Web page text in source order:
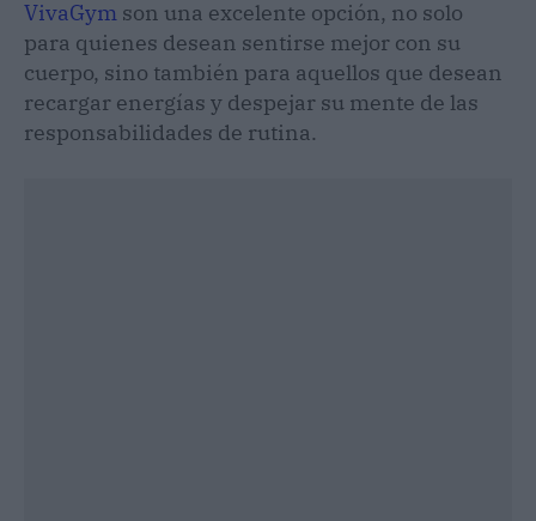
VivaGym son una excelente opción, no solo
para quienes desean sentirse mejor con su
cuerpo, sino también para aquellos que desean
recargar energías y despejar su mente de las
responsabilidades de rutina.